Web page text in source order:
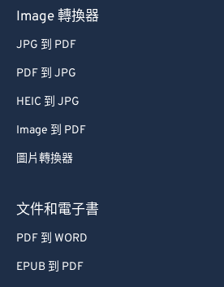
Image 轉換器
JPG 到 PDF
PDF 到 JPG
HEIC 到 JPG
Image 到 PDF
圖片轉換器
文件和電子書
PDF 到 WORD
EPUB 到 PDF